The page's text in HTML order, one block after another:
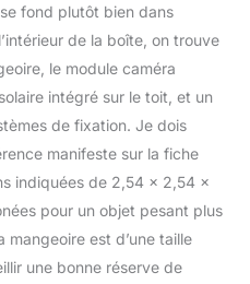
effort. Notification
temps réel : restez
avec des flux
direct, des alertes en
réel et un accès
à tout moment,
où, via Wi-Fi
GHz sans couture, 5
non pris en charge
intelligente
oiseaux : émervez-
fond plutôt bien dans
de la boîte, on trouve
le module caméra
intégré sur le toit, et un
de fixation. Je dois
manifeste sur la fiche
indiquées de 2,54 x 2,54 x
pour un objet pesant plus
mangeoire est d’une taille
une bonne réserve de